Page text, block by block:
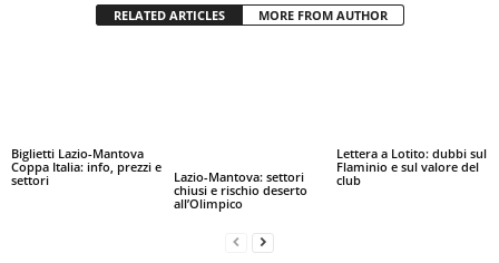
RELATED ARTICLES MORE FROM AUTHOR
Biglietti Lazio-Mantova
Coppa Italia: info, prezzi e
settori
Lazio-Mantova: settori
chiusi e rischio deserto
all’Olimpico
Lettera a Lotito: dubbi sul
Flaminio e sul valore del
club